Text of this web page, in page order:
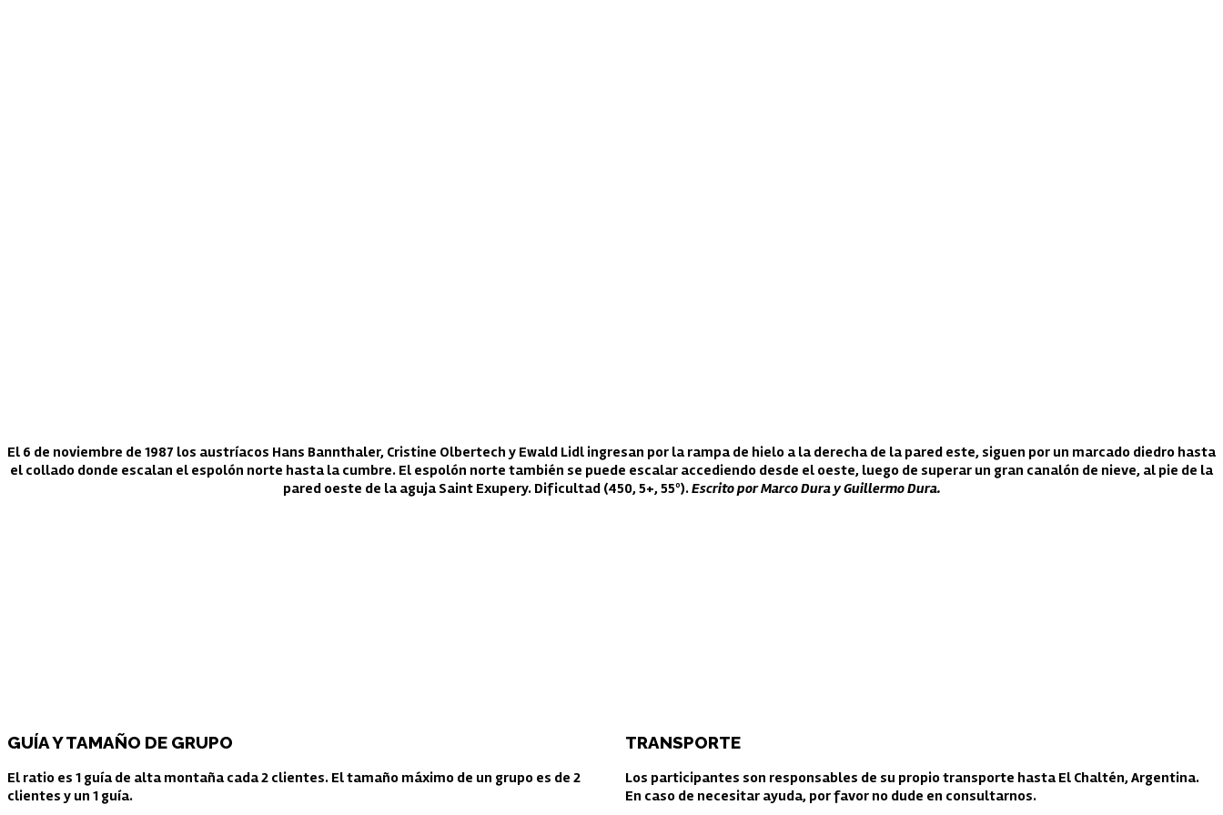
El 6 de noviembre de 1987 los austríacos Hans Bannthaler, Cristine Olbertech y Ewald Lidl ingresan por la rampa de hielo a la derecha de la pared este, siguen por un marcado diedro hasta
el collado donde escalan el espolón norte hasta la cumbre. El espolón norte también se puede escalar accediendo desde el oeste, luego de superar un gran canalón de nieve, al pie de la
pared oeste de la aguja Saint Exupery. Dificultad (450, 5+, 55º).Escrito por Marco Dura y Guillermo Dura.
GUÍA Y TAMAÑO DE GRUPO
El ratio es 1 guía de alta montaña cada 2 clientes. El tamaño máximo de un grupo es de 2
clientes y un 1 guía.
TRANSPORTE
Los participantes son responsables de su propio transporte hasta El Chaltén, Argentina.
En caso de necesitar ayuda, por favor no dude en consultarnos.